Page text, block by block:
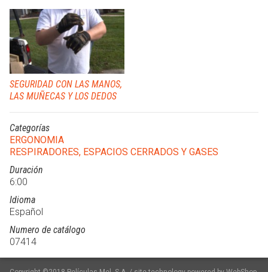
SEGURIDAD CON LAS MANOS,
LAS MUÑECAS Y LOS DEDOS
Categorías
ERGONOMIA
RESPIRADORES, ESPACIOS CERRADOS Y GASES
Duración
6:00
Idioma
Español
Numero de catálogo
07414